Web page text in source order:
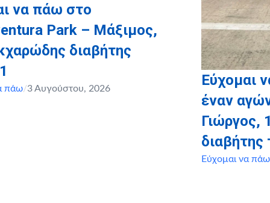
να πάω στο
Park – Μάξιμος,
διαβήτης
πάω/3 Αυγούστου, 2026
Εύχομαι
έναν
Γιώργος,
διαβήτης
Εύχομαι να πάω